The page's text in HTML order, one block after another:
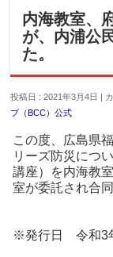
内海教室、
が、内浦公
た。
投稿日 : 2021年3月4日 |
ブ（BCC）公式
この度、広島県
リーズ防災につ
講座）を内海教
室が委託され合
※発行日 令和3